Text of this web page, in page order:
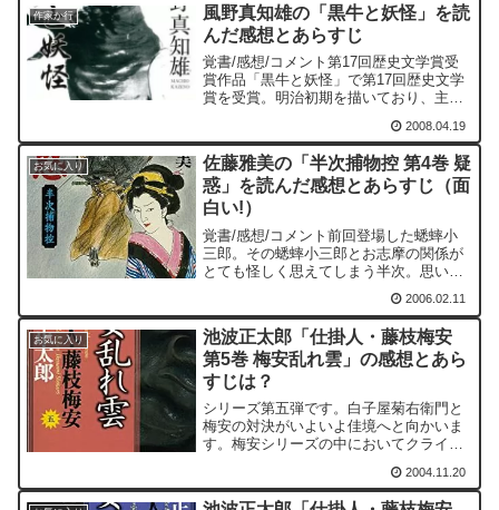
五街道で繰り広げられる不...
作家か行
風野真知雄の「黒牛と妖怪」を読
んだ感想とあらすじ
覚書/感想/コメント第17回歴史文学賞受
賞作品「黒牛と妖怪」で第17回歴史文学
賞を受賞。明治初期を描いており、主要
「蛮社の獄」などで悪名高い人物であ
り、当時は「妖怪」と呼ばれ畏れられ
た。この人物長生きで、一...
2008.04.19
お気に入り
佐藤雅美の「半次捕物控 第4巻 疑
惑」を読んだ感想とあらすじ（面
白い!）
覚書/感想/コメント前回登場した蟋蟀小
三郎。その蟋蟀小三郎とお志摩の関係が
とても怪しく思えてしまう半次。思いあ
い。そんな、蟋蟀小三郎は半次にとって
疫病神のような存在。だが、その蟋蟀小
三郎は本作では半次に金儲...
2006.02.11
お気に入り
池波正太郎「仕掛人・藤枝梅安
第5巻 梅安乱れ雲」の感想とあら
すじは？
シリーズ第五弾です。白子屋菊右衛門と
梅安の対決がいよいよ佳境へと向かいま
す。梅安シリーズの中においてクライマ
郎と出会ってから、白子屋菊右衛門との
確執が始まり、そして本作へとつながり
2004.11.20